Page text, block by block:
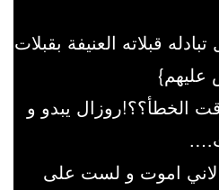
قبلاته العنيفة بقبلات
عليهم}
الخطأ؟؟!روزال يبدو و
لاني اموت و لست على